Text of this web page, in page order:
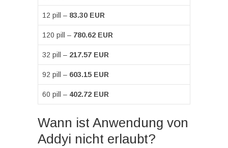
12 pill – 83.30 EUR
120 pill – 780.62 EUR
32 pill – 217.57 EUR
92 pill – 603.15 EUR
60 pill – 402.72 EUR
Wann ist Anwendung von
Addyi nicht erlaubt?